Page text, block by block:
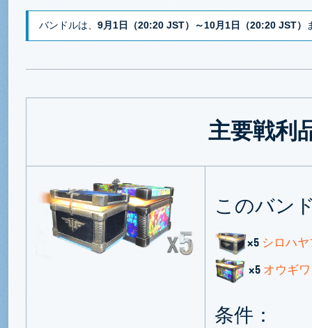
バンドルは、 9月1日（20:20 JST）～10月1日（20:20 JST）
主要戦利
このバン
×5 シロハ
×5 オウギ
条件：